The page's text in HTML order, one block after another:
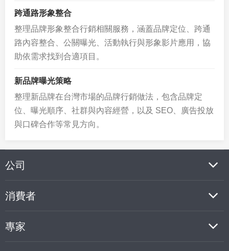
跨通路形象整合
整理品牌形象整合行銷相關服務，涵蓋品牌定位、跨通
路內容整合、公關曝光、活動執行與形象影片應用，協
助依需求找到合適項目。
新品牌曝光策略
整理新品牌在台灣市場的品牌行銷做法，包含品牌定
位、曝光順序、社群與內容經營，以及 SEO、廣告投放
與口碑合作等常見方向。
公司
消費者
專家